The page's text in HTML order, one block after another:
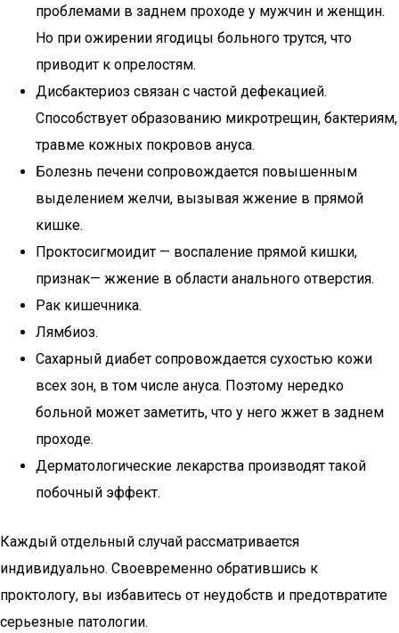
проблемами в заднем проходе у мужчин и женщин.
Но при ожирении ягодицы больного трутся, что
приводит к опрелостям.
Дисбактериоз связан с частой дефекацией.
Способствует образованию микротрещин, бактериям,
травме кожных покровов ануса.
Болезнь печени сопровождается повышенным
выделением желчи, вызывая жжение в прямой
кишке.
Проктосигмоидит — воспаление прямой кишки,
признак— жжение в области анального отверстия.
Рак кишечника.
Лямбиоз.
Сахарный диабет сопровождается сухостью кожи
всех зон, в том числе ануса. Поэтому нередко
больной может заметить, что у него жжет в заднем
проходе.
Дерматологические лекарства производят такой
побочный эффект.
Каждый отдельный случай рассматривается
индивидуально. Своевременно обратившись к
проктологу, вы избавитесь от неудобств и предотвратите
серьезные патологии.